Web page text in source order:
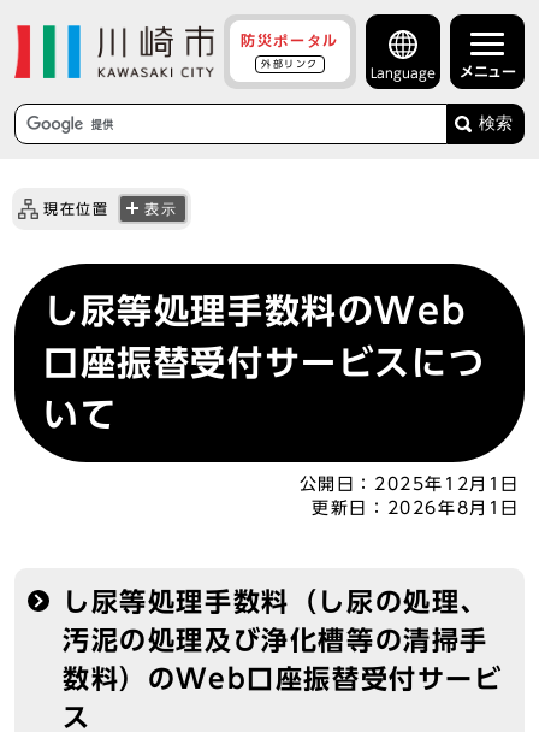
防災ポータル
外部リンク
Language メニュー
検索
現在位置 表示
し尿等処理手数料のWeb
口座振替受付サービスにつ
いて
公開日： 2025年12月1日
更新日：
2026年8月1日
し尿等処理手数料（し尿の処理、
汚泥の処理及び浄化槽等の清掃手
数料）のWeb口座振替受付サービ
ス